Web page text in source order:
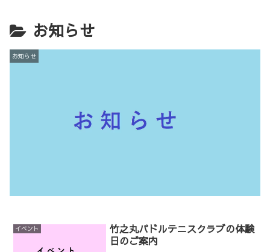
お知らせ
お知らせ
イベント
竹之丸パドルテニスクラブの体験
日のご案内